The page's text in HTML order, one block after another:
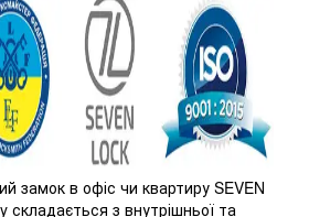
замок в офіс чи квартиру SEVEN
складається з внутрішньої та